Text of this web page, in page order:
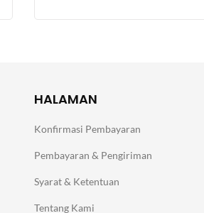
HALAMAN
Konfirmasi Pembayaran
Pembayaran & Pengiriman
Syarat & Ketentuan
Tentang Kami